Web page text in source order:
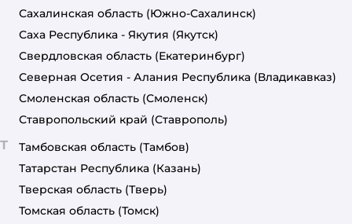
Сахалинская область (Южно-Сахалинск)
Саха Республика - Якутия (Якутск)
Свердловская область (Екатеринбург)
Северная Осетия - Алания Республика (Владикавказ)
Смоленская область (Смоленск)
Ставропольский край (Ставрополь)
Т Тамбовская область (Тамбов)
Татарстан Республика (Казань)
Тверская область (Тверь)
Томская область (Томск)